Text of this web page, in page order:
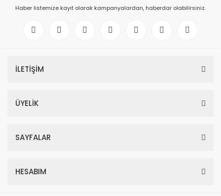
Haber listemize kayıt olarak kampanyalardan, haberdar olabilirsiniz.
İLETİŞİM
ÜYELİK
SAYFALAR
HESABIM